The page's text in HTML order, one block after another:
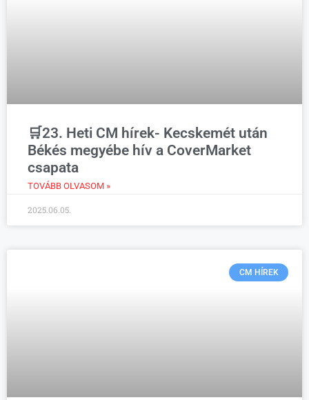
🛒23. Heti CM hírek- Kecskemét után
Békés megyébe hív a CoverMarket
csapata
TOVÁBB OLVASOM »
2025.06.05.
CM HÍREK